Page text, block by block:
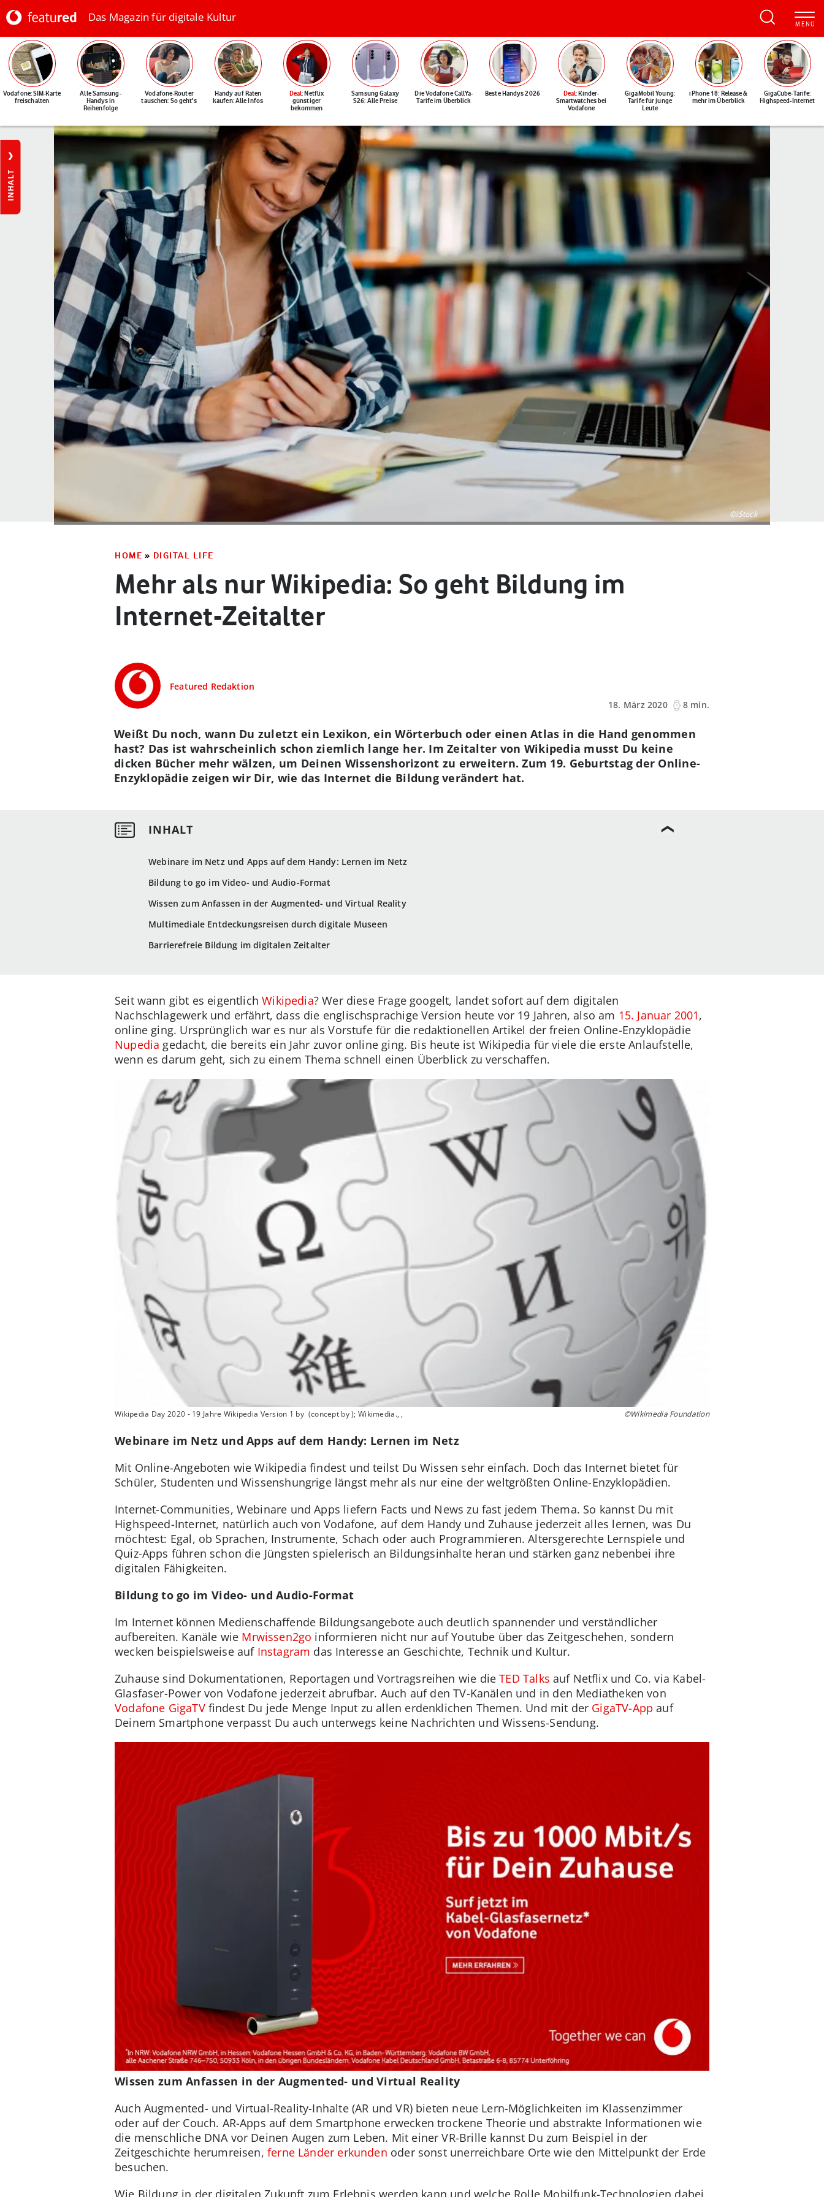
Das Magazin für digitale Kultur
Vodafone: SIM-Karte
freischalten
Alle Samsung-
Handys in
Reihenfolge
Vodafone-Router
tauschen: So geht's
Handy auf Raten
kaufen: Alle Infos
Deal: Netflix
günstiger
bekommen
Samsung Galaxy
S26: Alle Preise
Die Vodafone CallYa-
Tarife im Überblick
Beste Handys 2026 Deal: Kinder-
Smartwatches bei
Vodafone
GigaMobil Young:
Tarife für junge
Leute
iPhone 18: Release &
mehr im Überblick
GigaCube-Tarife:
Highspeed-Internet
INHALT
©iStock
HOME » DIGITAL LIFE
Mehr als nur Wikipedia: So geht Bildung im
Internet-Zeitalter
Featured Redaktion
18. März 2020
8 min.
Webinare im Netz und Apps auf dem Handy: Lernen im Netz
Bildung to go im Video- und Audio-Format
Wissen zum Anfassen in der Augmented- und Virtual Reality
Multimediale Entdeckungsreisen durch digitale Museen
Barrierefreie Bildung im digitalen Zeitalter
Weißt Du noch, wann Du zuletzt ein Lexikon, ein Wörterbuch oder einen Atlas in die Hand genommen
hast? Das ist wahrscheinlich schon ziemlich lange her. Im Zeitalter von Wikipedia musst Du keine
dicken Bücher mehr wälzen, um Deinen Wissenshorizont zu erweitern. Zum 19. Geburtstag der Online-
Enzyklopädie zeigen wir Dir, wie das Internet die Bildung verändert hat.
Seit wann gibt es eigentlichWikipedia? Wer diese Frage googelt, landet sofort auf dem digitalen
Nachschlagewerk und erfährt, dass die englischsprachige Version heute vor 19 Jahren, also am 15. Januar 2001,
online ging. Ursprünglich war es nur als Vorstufe für die redaktionellen Artikel der freien Online-Enzyklopädie
Nupedia gedacht, die bereits ein Jahr zuvor online ging. Bis heute ist Wikipedia für viele die erste Anlaufstelle,
wenn es darum geht, sich zu einem Thema schnell einen Überblick zu verschaffen.
Wikipedia Day 2020 - 19 Jahre Wikipedia Version 1 by (concept by ); Wikimedia., , ©Wikimedia Foundation
Webinare im Netz und Apps auf dem Handy: Lernen im Netz
Mit Online-Angeboten wie Wikipedia findest und teilst Du Wissen sehr einfach. Doch das Internet bietet für
Schüler, Studenten und Wissenshungrige längst mehr als nur eine der weltgrößten Online-Enzyklopädien.
Internet-Communities, Webinare und Apps liefern Facts und News zu fast jedem Thema. So kannst Du mit
Highspeed-Internet, natürlich auch von Vodafone, auf dem Handy und Zuhause jederzeit alles lernen, was Du
möchtest: Egal, ob Sprachen, Instrumente, Schach oder auch Programmieren. Altersgerechte Lernspiele und
Quiz-Apps führen schon die Jüngsten spielerisch an Bildungsinhalte heran und stärken ganz nebenbei ihre
digitalen Fähigkeiten.
Bildung to go im Video- und Audio-Format
Im Internet können Medienschaffende Bildungsangebote auch deutlich spannender und verständlicher
aufbereiten. Kanäle wie Mrwissen2go informieren nicht nur auf Youtube über das Zeitgeschehen, sondern
wecken beispielsweise auf Instagram das Interesse an Geschichte, Technik und Kultur.
Zuhause sind Dokumentationen, Reportagen und Vortragsreihen wie dieTED Talks auf Netflix und Co. via Kabel-
Glasfaser-Power von Vodafone jederzeit abrufbar. Auch auf den TV-Kanälen und in den Mediatheken von
Vodafone GigaTVfindest Du jede Menge Input zu allen erdenklichen Themen. Und mit der GigaTV-App auf
Deinem Smartphone verpasst Du auch unterwegs keine Nachrichten und Wissens-Sendung.
Wissen zum Anfassen in der Augmented- und Virtual Reality
Auch Augmented- und Virtual-Reality-Inhalte (AR und VR) bieten neue Lern-Möglichkeiten im Klassenzimmer
oder auf der Couch. AR-Apps auf dem Smartphone erwecken trockene Theorie und abstrakte Informationen wie
die menschliche DNA vor Deinen Augen zum Leben. Mit einer VR-Brille kannst Du zum Beispiel in der
Zeitgeschichte herumreisen,ferne Länder erkunden oder sonst unerreichbare Orte wie den Mittelpunkt der Erde
besuchen.
Wie Bildung in der digitalen Zukunft zum Erlebnis werden kann und welche Rolle Mobilfunk-Technologien dabei